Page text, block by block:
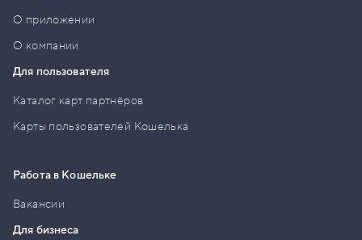
О приложении
О компании
Для пользователя
Каталог карт партнёров
Карты пользователей Кошелька
Работа в Кошельке
Вакансии
Для бизнеса